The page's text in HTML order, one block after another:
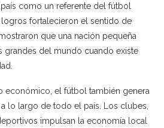
como un referente del fútbol
logros fortalecieron el sentido de
que una nación pequeña
del mundo cuando existe
económico, el fútbol también genera
lo largo de todo el país. Los clubes,
impulsan la economía local